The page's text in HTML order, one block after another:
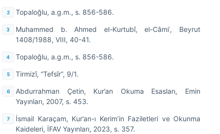
Topaloğlu, a.g.m., s. 856-586.
Muhammed b. Ahmed el-Kurtubî, el-Câmiʿ, Beyrut
1408/1988, VIII, 40-41.
Topaloğlu, a.g.m., s. 856-586.
Tirmizî, “Tefsîr”, 9/1.
Abdurrahman Çetin, Kur’an Okuma Esasları, Emin
Yayınları, 2007, s. 453.
İsmail Karaçam, Kur’an-ı Kerim’in Faziletleri ve Okunma
Kaideleri, İFAV Yayınları, 2023, s. 357.